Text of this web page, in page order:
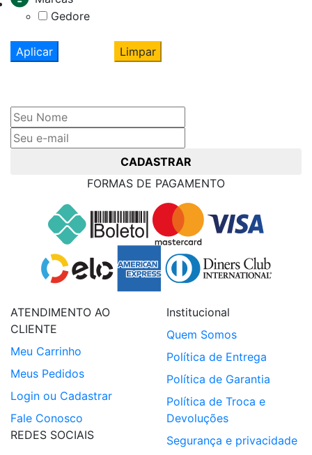
Gedore
Aplicar Limpar
CADASTRAR
FORMAS DE PAGAMENTO
ATENDIMENTO AO
CLIENTE
Meu Carrinho
Meus Pedidos
Login ou Cadastrar
Fale Conosco
REDES SOCIAIS
Institucional
Quem Somos
Política de Entrega
Política de Garantia
Política de Troca e
Devoluções
Segurança e privacidade